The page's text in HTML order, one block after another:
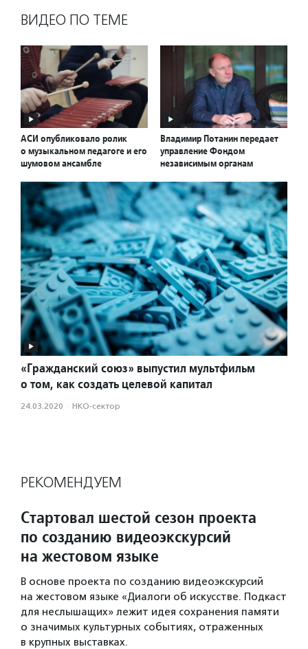
ВИДЕО ПО ТЕМЕ
АСИ опубликовало ролик
о музыкальном педагоге и его
шумовом ансамбле
Владимир Потанин передает
управление Фондом
независимым органам
«Гражданский союз» выпустил мультфильм
о том, как создать целевой капитал
24.03.2020 · НКО-сектор
РЕКОМЕНДУЕМ
Стартовал шестой сезон проекта
по созданию видеоэкскурсий
на жестовом языке
В основе проекта по созданию видеоэкскурсий
на жестовом языке «Диалоги об искусстве. Подкаст
для неслышащих» лежит идея сохранения памяти
о значимых культурных событиях, отраженных
в крупных выставках.